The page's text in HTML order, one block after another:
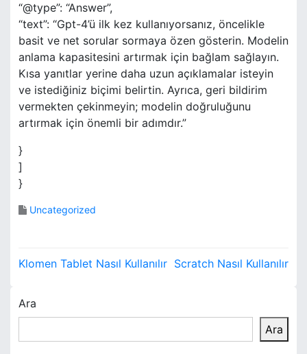
“@type”: “Answer”,
“text”: “Gpt-4’ü ilk kez kullanıyorsanız, öncelikle
basit ve net sorular sormaya özen gösterin. Modelin
anlama kapasitesini artırmak için bağlam sağlayın.
Kısa yanıtlar yerine daha uzun açıklamalar isteyin
ve istediğiniz biçimi belirtin. Ayrıca, geri bildirim
vermekten çekinmeyin; modelin doğruluğunu
artırmak için önemli bir adımdır.”
}
]
}
Uncategorized
Y
z
ı
Klomen Tablet Nasıl Kullanılır Scratch Nasıl Kullanılır
Ara
Ara